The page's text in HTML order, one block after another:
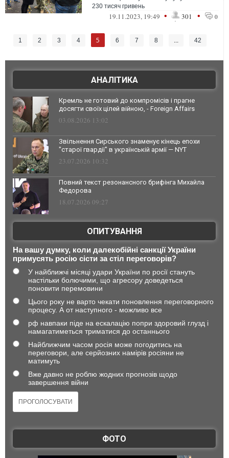
230 тисяч гривень
19.11.2023, 19:49 • 301 • 0
1 2 3 4 5 6 7 8 ... 42
АНАЛІТИКА
Кремль не готовий до компромісів і прагне
досягти своїх цілей війною, - Foreign Affairs
03.08.2026 13:02
Звільнення Сирського знаменує кінець епохи
"старої гвардії" в українській армії — NYT
23.07.2026 10:32
Повний текст резонансного брифінга Михайла
Федорова
18.07.2026 09:27
ОПИТУВАННЯ
На вашу думку, коли далекобійні санкції України
примусять росію сісти за стіл переговорів?
У найближчі місяці удари України по росії стануть
настільки болючими, що агресору доведеться
поновити перемовини
Цього року не варто чекати поновлення переговорного
процесу. А от наступного - можливо все
рф навпаки піде на ескалацію попри здоровий глузд і
намагатиметься триматися до останнього
Найближчим часом росія може погодитись на
переговори, але серйозних намірів росіяни не
матимуть
Вже давно не роблю жодних прогнозів щодо
завершення війни
ФОТО